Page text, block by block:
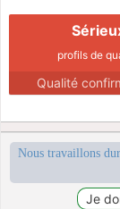
profils de
Qualité
Nous travaillons